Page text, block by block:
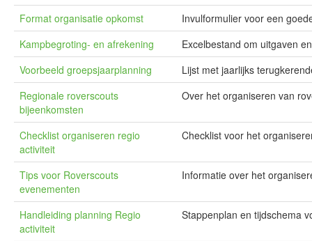
Format organisatie opkomst
Invulformulier voor een
Kampbegroting- en afrekening
Excelbestand om uitgaven
Voorbeeld groepsjaarplanning
Lijst met jaarlijks
Regionale roverscouts
bijeenkomsten
Over het organiseren van
Checklist organiseren regio
activiteit
Checklist voor het
Tips voor Roverscouts
evenementen
Informatie over het
Handleiding planning Regio
activiteit
Stappenplan en tijdschema